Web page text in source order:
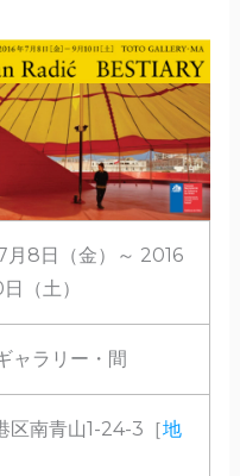
月8日（金）～ 2016
（土）
ャラリー・間
区南青山1-24-3［地